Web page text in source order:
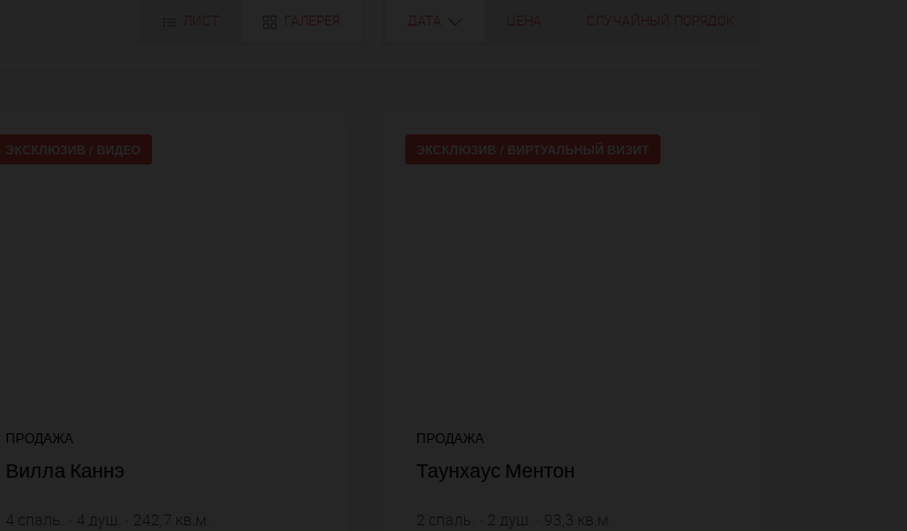
ЛИСТ ГАЛЕРЕЯ ДАТА ЦЕНА СЛУЧАЙНЫЙ ПОРЯДОК
ЭКСКЛЮЗИВ / ВИДЕО
ПРОДАЖА
Вилла Каннэ
4 спаль. 4 душ. 242,7 кв.м.
ЭКСКЛЮЗИВ / ВИРТУАЛЬНЫЙ ВИЗИТ
ПРОДАЖА
Таунхаус Ментон
2 спаль. 2 душ. 93,3 кв.м.